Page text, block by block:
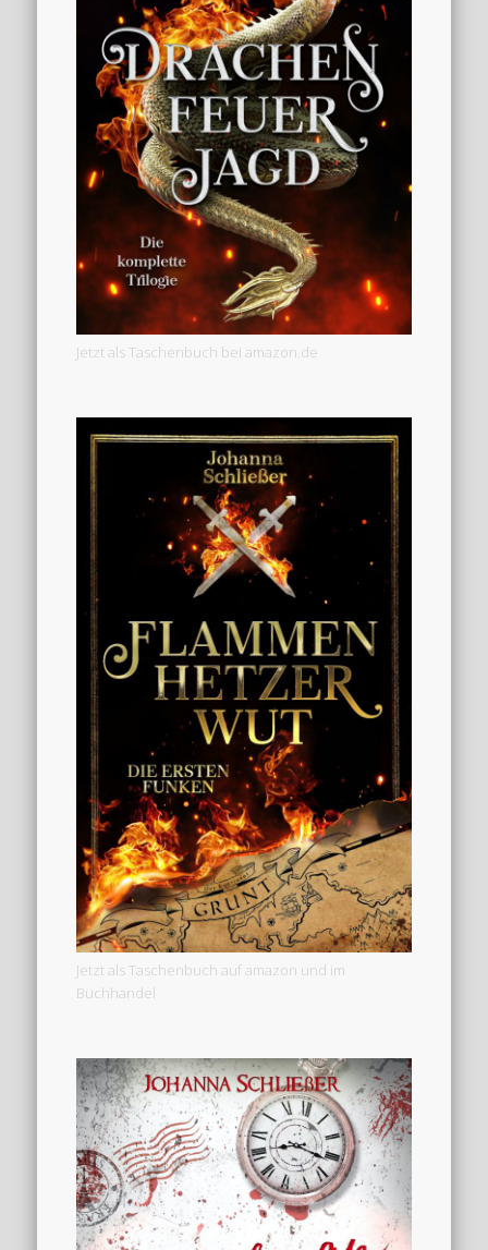
Jetzt als Taschenbuch bei amazon.de
Jetzt als Taschenbuch auf amazon und im
Buchhandel